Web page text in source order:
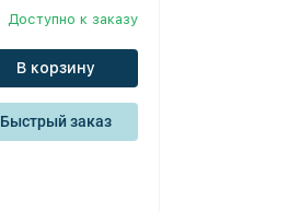
Доступно к заказу
В корзину
Быстрый заказ